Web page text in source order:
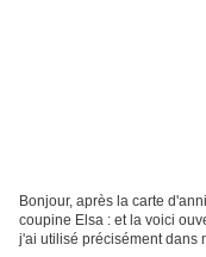
Bonjour, après la carte
coupine Elsa : et la voici
j'ai utilisé précisément dans